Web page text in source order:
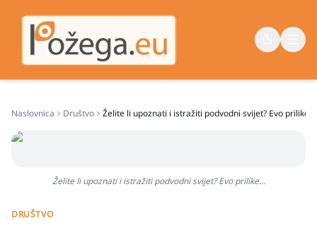
Naslovnica Društvo Želite li upoznati i istražiti podvodni svijet? Evo prilike...
Želite li upoznati i istražiti podvodni svijet? Evo prilike...
DRUŠTVO